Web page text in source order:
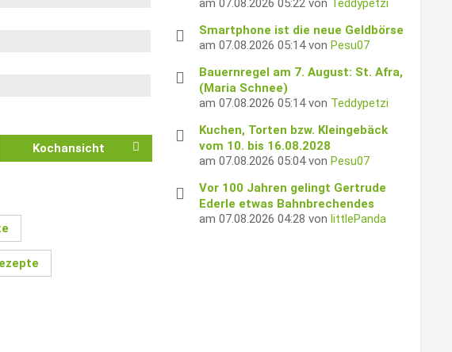
Kochansicht
am 07.08.2026 05:22 von Teddypetzi
Smartphone ist die neue Geldbörse
am 07.08.2026 05:14 von Pesu07
Bauernregel am 7. August: St. Afra,
(Maria Schnee)
am 07.08.2026 05:14 von Teddypetzi
Kuchen, Torten bzw. Kleingebäck
vom 10. bis 16.08.2028
am 07.08.2026 05:04 von Pesu07
Vor 100 Jahren gelingt Gertrude
Ederle etwas Bahnbrechendes
am 07.08.2026 04:28 von littlePanda